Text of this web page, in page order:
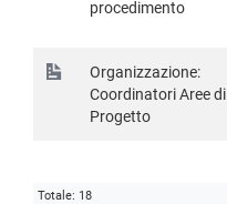
procedimento
Organizzazione:
Coordinatori Aree di
Progetto
Totale: 18